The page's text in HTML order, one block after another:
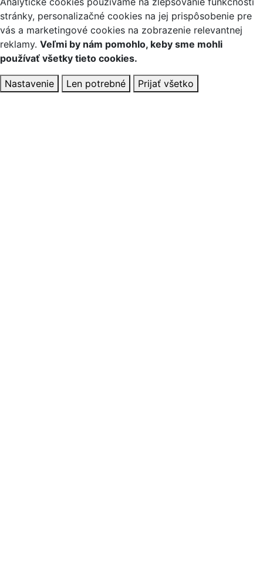
stránky, personalizačné cookies na jej prispôsobenie pre
vás a marketingové cookies na zobrazenie relevantnej
reklamy. Veľmi by nám pomohlo, keby sme mohli
používať všetky tieto cookies.
Nastavenie Len potrebné Prijať všetko